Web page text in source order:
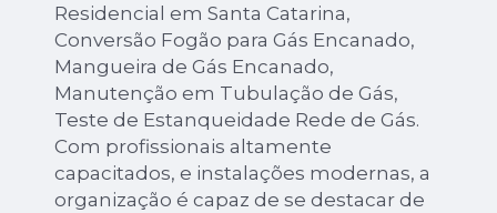
Residencial em Santa Catarina,
Conversão Fogão para Gás Encanado,
Mangueira de Gás Encanado,
Manutenção em Tubulação de Gás,
Teste de Estanqueidade Rede de Gás.
Com profissionais altamente
capacitados, e instalações modernas, a
organização é capaz de se destacar de